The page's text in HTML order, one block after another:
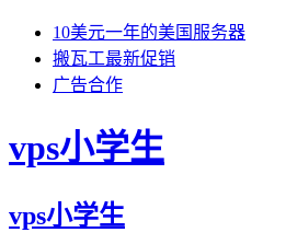
10美元一年的美国服务器
搬瓦工最新促销
广告合作
vps小学生
vps小学生